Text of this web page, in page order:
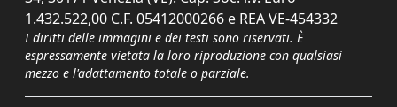
1.432.522,00 C.F. 05412000266 e REA VE-454332
I diritti delle immagini e dei testi sono riservati. È
espressamente vietata la loro riproduzione con qualsiasi
mezzo e l'adattamento totale o parziale.